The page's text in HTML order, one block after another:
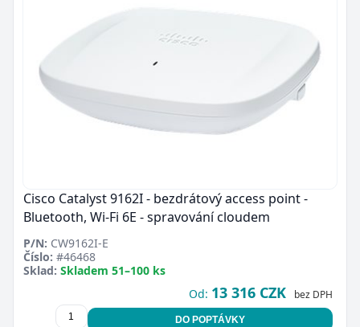
Cisco Catalyst 9162I - bezdrátový access point -
Bluetooth, Wi-Fi 6E - spravování cloudem
P/N: CW9162I-E
Číslo: #46468
Sklad: Skladem 51–100 ks
Od: 13 316 CZK bez DPH
DO POPTÁVKY